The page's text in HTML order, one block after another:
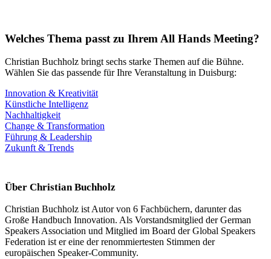
Welches Thema passt zu Ihrem All Hands Meeting?
Christian Buchholz bringt sechs starke Themen auf die Bühne.
Wählen Sie das passende für Ihre Veranstaltung in Duisburg:
Innovation & Kreativität
Künstliche Intelligenz
Nachhaltigkeit
Change & Transformation
Führung & Leadership
Zukunft & Trends
Über Christian Buchholz
Christian Buchholz ist Autor von 6 Fachbüchern, darunter das
Große Handbuch Innovation. Als Vorstandsmitglied der German
Speakers Association und Mitglied im Board der Global Speakers
Federation ist er eine der renommiertesten Stimmen der
europäischen Speaker-Community.